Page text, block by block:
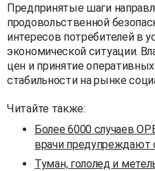
Предпринятые шаги
продовольственной
интересов потребителей в
экономической ситуации.
цен и принятие
стабильности на рынке
Читайте также:
Более 6000 случаев
врачи предупреждают
Туман, гололед и